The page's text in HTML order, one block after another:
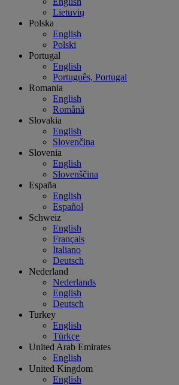
Lietuvių
Polska
English
Polski
Portugal
English
Português, Portugal
Romania
English
Română
Slovakia
English
Slovenčina
Slovenia
English
Slovenščina
España
English
Español
Schweiz
English
Français
Italiano
Deutsch
Nederland
Nederlands
English
Deutsch
Turkey
English
Türkçe
United Arab Emirates
English
United Kingdom
English